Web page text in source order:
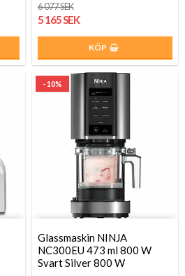
6 077 SEK
5 165 SEK
KÖP
- 10%
Glassmaskin NINJA
NC300EU 473 ml 800 W
Svart Silver 800 W